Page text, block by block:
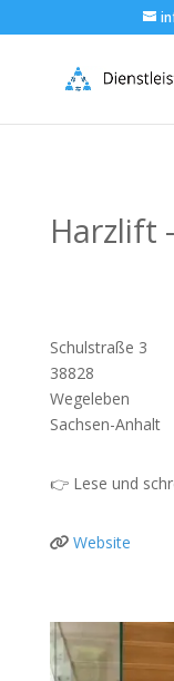
Harzlift
Schulstraße 3
38828
Wegeleben
Sachsen-Anhalt
👉 Lese und
Website